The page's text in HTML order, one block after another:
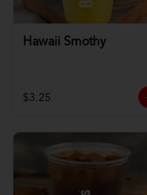
Hawaii Smothy
$3.25